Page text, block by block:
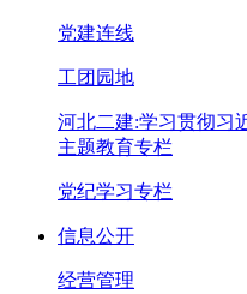
党建连线
工团园地
河北二建:学习贯彻习
主题教育专栏
党纪学习专栏
信息公开
经营管理